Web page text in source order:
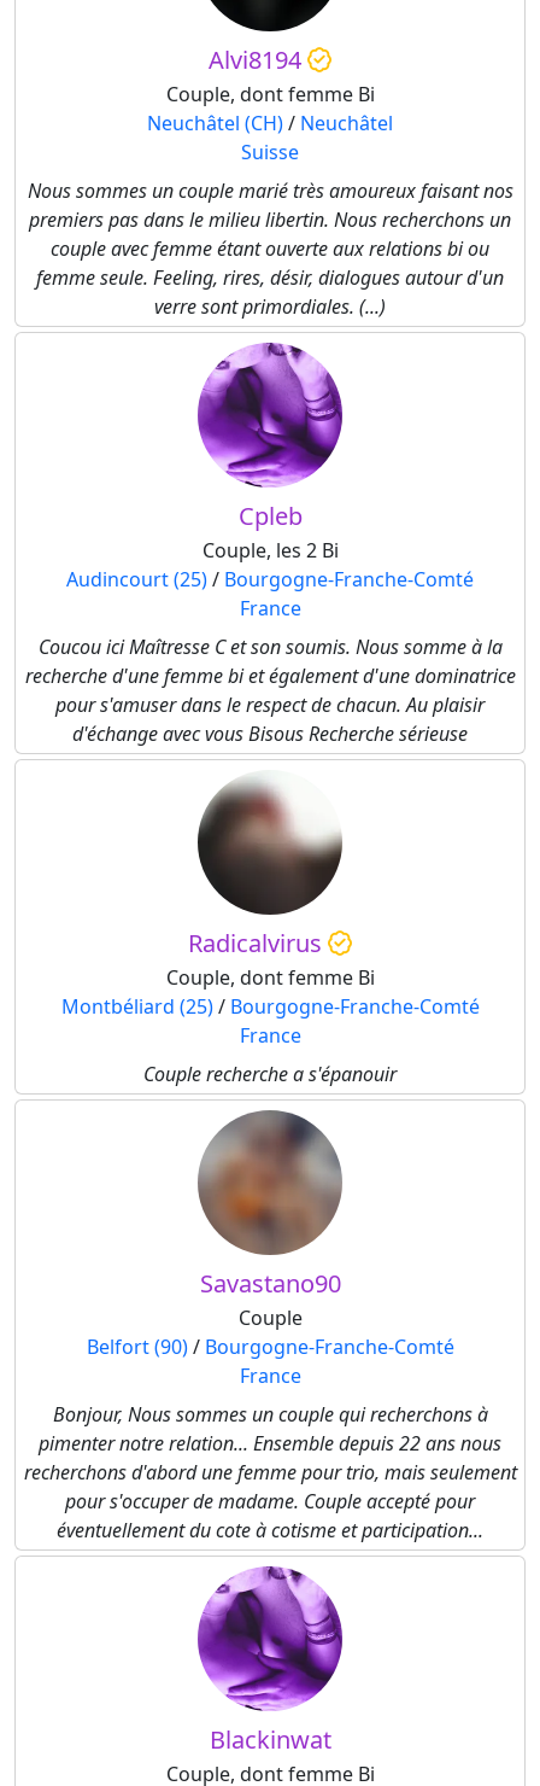
Alvi8194
Couple, dont femme Bi
Neuchâtel (CH)/ Neuchâtel
Suisse
Nous sommes un couple marié très amoureux faisant nos
premiers pas dans le milieu libertin. Nous recherchons un
couple avec femme étant ouverte aux relations bi ou
femme seule. Feeling, rires, désir, dialogues autour d'un
verre sont primordiales. (...)
Cpleb
Couple, les 2 Bi
Audincourt (25)/ Bourgogne-Franche-Comté
France
Coucou ici Maîtresse C et son soumis. Nous somme à la
recherche d'une femme bi et également d'une dominatrice
pour s'amuser dans le respect de chacun. Au plaisir
d'échange avec vous Bisous Recherche sérieuse
Radicalvirus
Couple, dont femme Bi
Montbéliard (25)/ Bourgogne-Franche-Comté
France
Couple recherche a s'épanouir
Savastano90
Couple
Belfort (90)/ Bourgogne-Franche-Comté
France
Bonjour, Nous sommes un couple qui recherchons à
pimenter notre relation... Ensemble depuis 22 ans nous
recherchons d'abord une femme pour trio, mais seulement
pour s'occuper de madame. Couple accepté pour
éventuellement du cote à cotisme et participation...
Blackinwat
Couple, dont femme Bi